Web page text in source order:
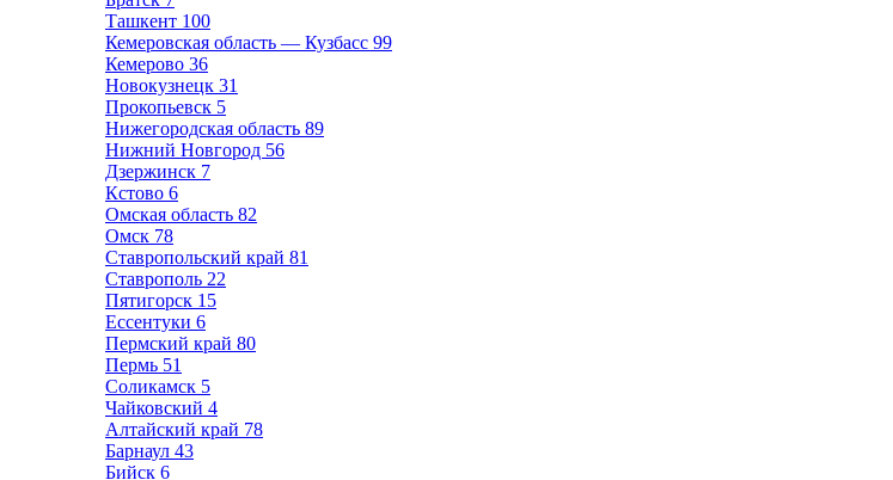
Ташкент 100
Кемеровская область — Кузбасс 99
Кемерово 36
Новокузнецк 31
Прокопьевск 5
Нижегородская область 89
Нижний Новгород 56
Дзержинск 7
Кстово 6
Омская область 82
Омск 78
Ставропольский край 81
Ставрополь 22
Пятигорск 15
Ессентуки 6
Пермский край 80
Пермь 51
Соликамск 5
Чайковский 4
Алтайский край 78
Барнаул 43
Бийск 6